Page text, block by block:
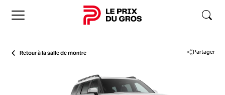
Accueil
Retour à la salle de montre Partager